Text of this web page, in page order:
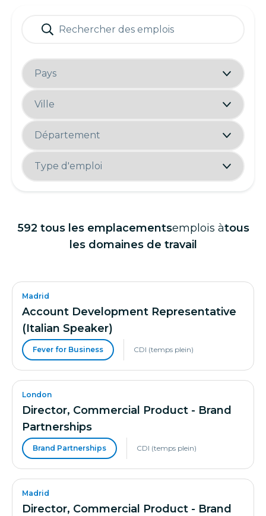
592 tous les emplacementsemplois àtous
les domaines de travail
Madrid
Account Development Representative
(Italian Speaker)
Fever for Business CDI (temps plein)
London
Director, Commercial Product - Brand
Partnerships
Brand Partnerships CDI (temps plein)
Madrid
Director, Commercial Product - Brand